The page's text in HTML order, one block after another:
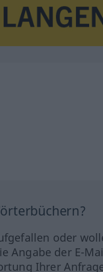
oder
Angabe der E-
Ihrer